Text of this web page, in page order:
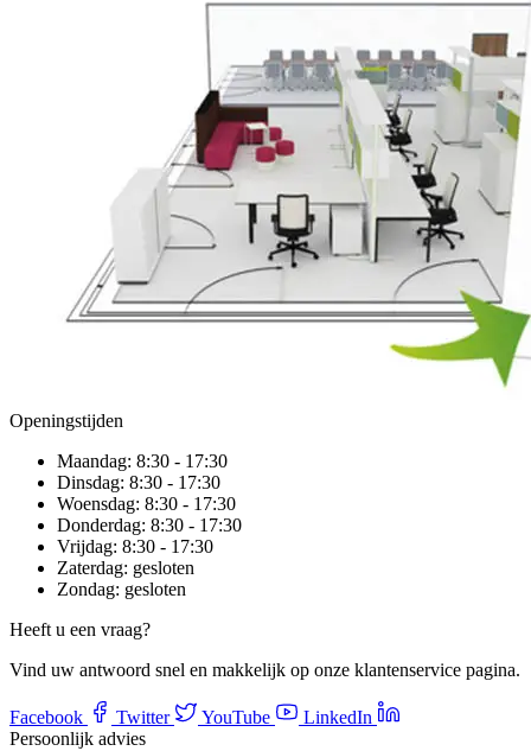
Openingstijden
Maandag: 8:30 - 17:30
Dinsdag: 8:30 - 17:30
Woensdag: 8:30 - 17:30
Donderdag: 8:30 - 17:30
Vrijdag: 8:30 - 17:30
Zaterdag: gesloten
Zondag: gesloten
Heeft u een vraag?
Vind uw antwoord snel en makkelijk op onze klantenservice pagina.
Facebook Twitter YouTube
LinkedIn
Persoonlijk advies